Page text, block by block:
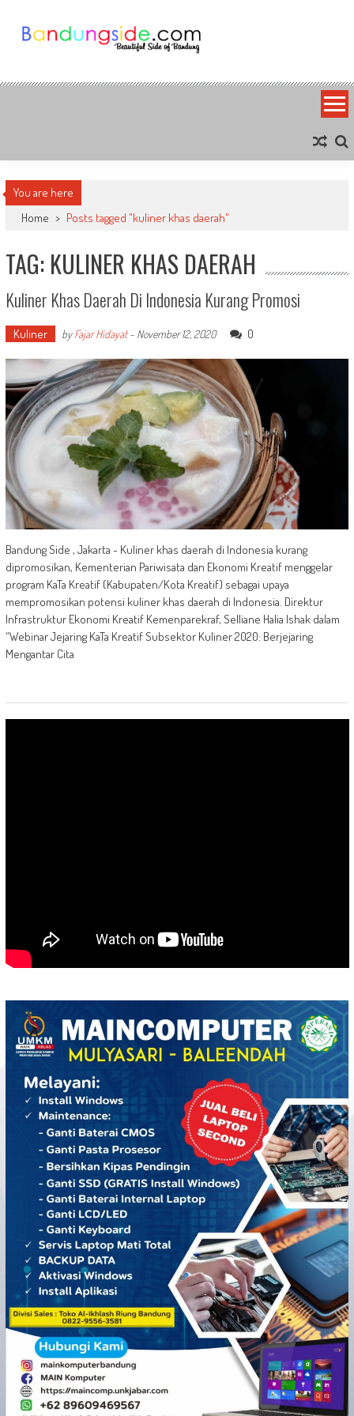
content
Bandung Side
You are here
Home > Posts tagged "kuliner khas daerah"
TAG: KULINER KHAS DAERAH
Kuliner Khas Daerah Di Indonesia Kurang Promosi
Kuliner byFajar Hidayat- November 12, 2020 0
Bandung Side , Jakarta - Kuliner khas daerah di Indonesia kurang
dipromosikan, Kementerian Pariwisata dan Ekonomi Kreatif menggelar
program KaTa Kreatif (Kabupaten/Kota Kreatif) sebagai upaya
mempromosikan potensi kuliner khas daerah di Indonesia. Direktur
Infrastruktur Ekonomi Kreatif Kemenparekraf, Selliane Halia Ishak dalam
“Webinar Jejaring KaTa Kreatif Subsektor Kuliner 2020: Berjejaring
Mengantar Cita